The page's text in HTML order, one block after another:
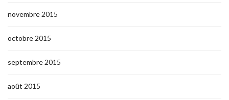
novembre 2015
octobre 2015
septembre 2015
août 2015